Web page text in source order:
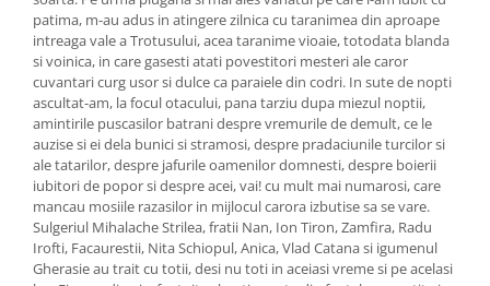
patima, m-au adus in atingere zilnica cu taranimea din aproape
intreaga vale a Trotusului, acea taranime vioaie, totodata blanda
si voinica, in care gasesti atati povestitori mesteri ale caror
cuvantari curg usor si dulce ca paraiele din codri. In sute de nopti
ascultat-am, la focul otacului, pana tarziu dupa miezul noptii,
amintirile puscasilor batrani despre vremurile de demult, ce le
auzise si ei dela bunici si stramosi, despre pradaciunile turcilor si
ale tatarilor, despre jafurile oamenilor domnesti, despre boierii
iubitori de popor si despre acei, vai! cu mult mai numarosi, care
mancau mosiile razasilor in mijlocul carora izbutise sa se vare.
Sulgeriul Mihalache Strilea, fratii Nan, Ion Tiron, Zamfira, Radu
Irofti, Facaurestii, Nita Schiopul, Anica, Vlad Catana si igumenul
Gherasie au trait cu totii, desi nu toti in aceiasi vreme si pe acelasi